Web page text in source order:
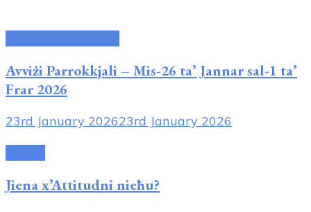
Avviżi Parrokkjali – Mis-26 ta’ Jannar sal-1 ta’
Frar 2026
23rd January 202623rd January 2026
Jiena x’Attitudni nieħu?